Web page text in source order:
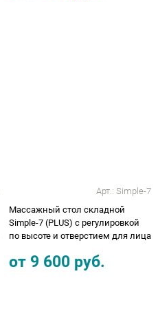
Арт.: Simple-7
Массажный стол складной
Simple-7 (PLUS) с регулировкой
по высоте и отверстием для лица
от 9 600 руб.